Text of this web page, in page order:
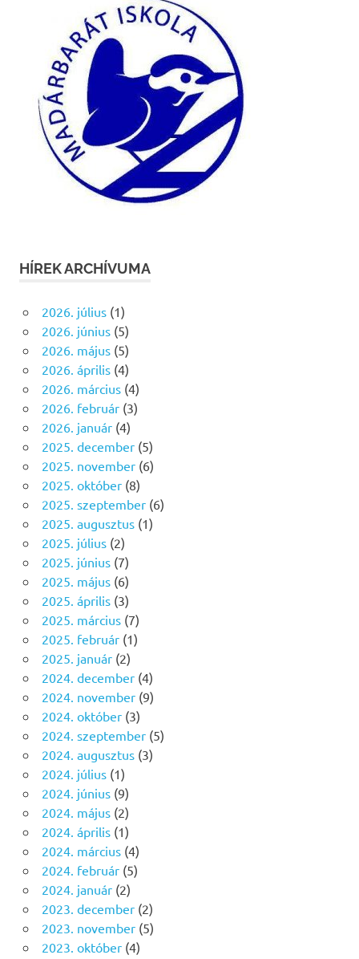
HÍREK ARCHÍVUMA
2026. július(1)
2026. június(5)
2026. május(5)
2026. április(4)
2026. március(4)
2026. február(3)
2026. január(4)
2025. december(5)
2025. november(6)
2025. október(8)
2025. szeptember(6)
2025. augusztus(1)
2025. július(2)
2025. június(7)
2025. május(6)
2025. április(3)
2025. március(7)
2025. február(1)
2025. január(2)
2024. december(4)
2024. november(9)
2024. október(3)
2024. szeptember(5)
2024. augusztus(3)
2024. július(1)
2024. június(9)
2024. május(2)
2024. április(1)
2024. március(4)
2024. február(5)
2024. január(2)
2023. december(2)
2023. november(5)
2023. október(4)